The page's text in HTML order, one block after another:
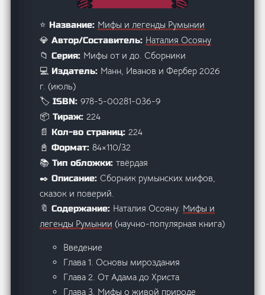
⭐ Название: Мифы и легенды Румынии
💎 Автор/Составитель: Наталия Осояну
📁 Серия: Мифы от и до. Сборники
💻 Издатель: Манн, Иванов и Фербер 2026
г. (июль)
🏷️ ISBN:978-5-00281-036-9
📦 Тираж:224
📄 Кол-во страниц:224
📓 Формат:84×110/32
📚 Тип обложки:твёрдая
✒️ Описание:Сборник румынских мифов,
сказок и поверий.
🔖 Содержание: Наталия Осояну. Мифы и
легенды Румынии (научно-популярная книга)
Введение
Глава 1. Основы мироздания
Глава 2. От Адама до Христа
Глава 3. Мифы о живой природе